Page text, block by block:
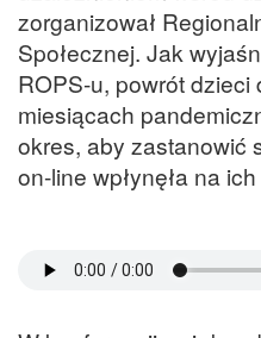
zorganizował
Społecznej. Jak
ROPS-u, powrót dzieci
miesiącach
okres, aby zastanowić
on-line wpłynęła na